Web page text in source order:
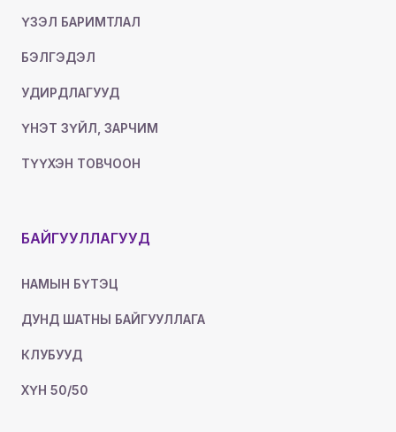
ҮЗЭЛ БАРИМТЛАЛ
БЭЛГЭДЭЛ
УДИРДЛАГУУД
ҮНЭТ ЗҮЙЛ, ЗАРЧИМ
ТҮҮХЭН ТОВЧООН
БАЙГУУЛЛАГУУД
НАМЫН БҮТЭЦ
ДУНД ШАТНЫ БАЙГУУЛЛАГА
КЛУБУУД
ХҮН 50/50